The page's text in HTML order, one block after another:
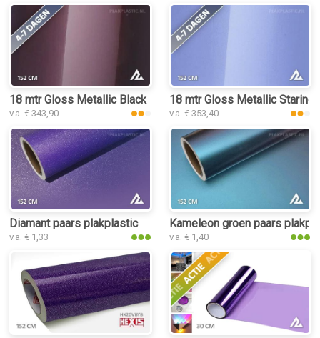
18 mtr Gloss Metallic Black Rose 3053 plakplastic
v.a. € 343,90
18 mtr Gloss Metallic
v.a. € 353,40
Diamant paars plakplastic
v.a. € 1,33
Kameleon groen paars
v.a. € 1,40